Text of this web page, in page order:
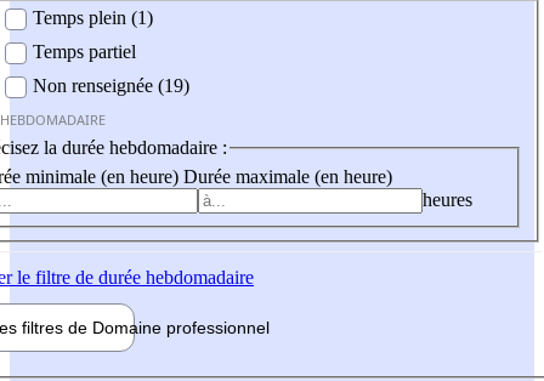
Temps plein (1)
Temps partiel
Non renseignée (19)
la durée hebdomadaire :
minimale (en heure) Durée maximale (en heure)
heures
le filtre de durée hebdomadaire
filtres de Domaine professionnel